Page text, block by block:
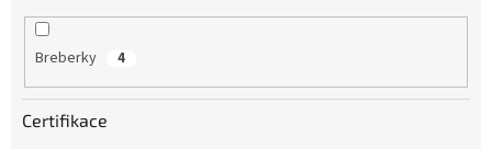
Breberky 4
Certifikace